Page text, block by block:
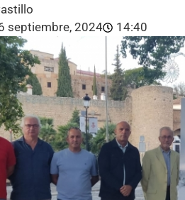
septiembre, 2024 14:40